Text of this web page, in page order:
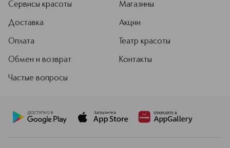
Сервисы красоты
Доставка
Оплата
Обмен и возврат
Частые вопросы
Магазины
Акции
Театр красоты
Контакты